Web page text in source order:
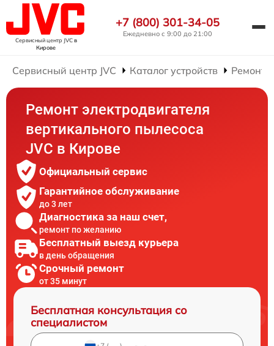
Сервисный центр JVCв
Кирове
+7 (800) 301-34-05
Ежедневно с 9:00 до 21:00
Сервисный центр JVC Каталог устройств Ремонт
Ремонт электродвигателя
вертикального пылесоса
JVC в Кирове
Официальный сервис
Гарантийное обслуживание
до 3 лет
Диагностика за наш счет,
ремонт по желанию
Бесплатный выезд курьера
в день обращения
Срочный ремонт
от 35 минут
Бесплатная консультация со
специалистом